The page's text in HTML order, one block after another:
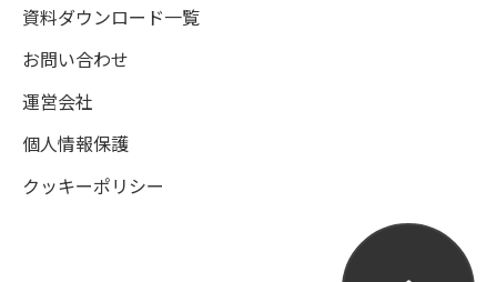
資料ダウンロード一覧
お問い合わせ
運営会社
個人情報保護
クッキーポリシー